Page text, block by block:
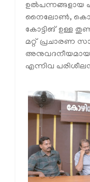
ഉൽപന്നങ്ങളായ
നൈലോണ്‍,
കോട്ടിങ് ഉള്ള
മറ്റ് പ്രചാരണ
അനുവദനീയമായ
എന്നിവ